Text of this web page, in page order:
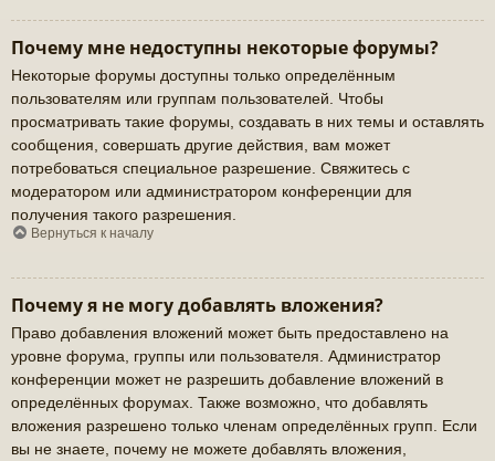
Почему мне недоступны некоторые форумы?
Некоторые форумы доступны только определённым
пользователям или группам пользователей. Чтобы
просматривать такие форумы, создавать в них темы и оставлять
сообщения, совершать другие действия, вам может
потребоваться специальное разрешение. Свяжитесь с
модератором или администратором конференции для
получения такого разрешения.
Вернуться к началу
Почему я не могу добавлять вложения?
Право добавления вложений может быть предоставлено на
уровне форума, группы или пользователя. Администратор
конференции может не разрешить добавление вложений в
определённых форумах. Также возможно, что добавлять
вложения разрешено только членам определённых групп. Если
вы не знаете, почему не можете добавлять вложения,